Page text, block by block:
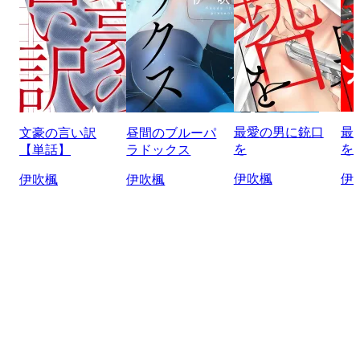
文豪の言い訳
【単話】
伊吹楓
昼間のブルーパ
ラドックス
伊吹楓
最愛の男に銃口
を
伊吹楓
最
を
伊